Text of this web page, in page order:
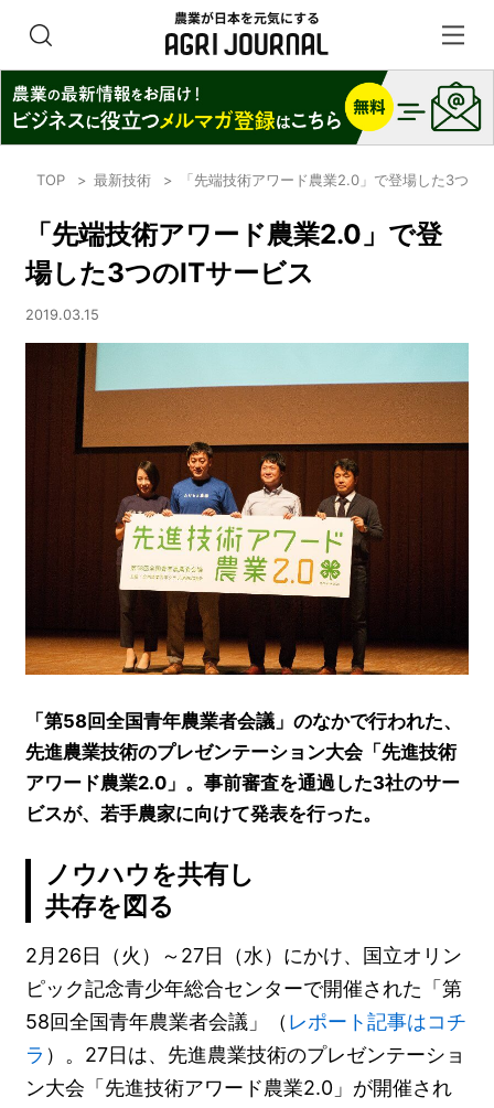
TOP 最新技術 「先端技術アワード農業2.0」で登場した3つの
「先端技術アワード農業2.0」で登
場した3つのITサービス
2019.03.15
「第58回全国青年農業者会議」のなかで行われた、
先進農業技術のプレゼンテーション大会「先進技術
アワード農業2.0」。事前審査を通過した3社のサー
ビスが、若手農家に向けて発表を行った。
ノウハウを共有し
共存を図る
2月26日（火）～27日（水）にかけ、国立オリン
ピック記念青少年総合センターで開催された「第
58回全国青年農業者会議」（ レポート記事はコチ
ラ ）。27日は、先進農業技術のプレゼンテーショ
ン大会「先進技術アワード農業2.0」が開催され